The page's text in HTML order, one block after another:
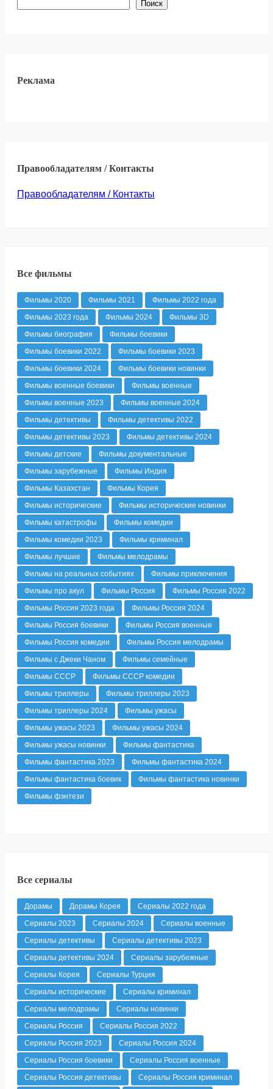
Поиск
Реклама
Правообладателям / Контакты
Правообладателям / Контакты
Все фильмы
Фильмы 2020 Фильмы 2021
Фильмы 2022 года
Фильмы 2023 года
Фильмы 2024
Фильмы 3D
Фильмы биография
Фильмы боевики
Фильмы боевики 2022
Фильмы боевики 2023
Фильмы боевики 2024
Фильмы боевики новинки
Фильмы военные боевики
Фильмы военные
Фильмы военные 2023
Фильмы военные 2024
Фильмы детективы
Фильмы детективы 2022
Фильмы детективы 2023
Фильмы детективы 2024
Фильмы детские
Фильмы документальные
Фильмы зарубежные
Фильмы Индия
Фильмы Казахстан
Фильмы Корея
Фильмы исторические
Фильмы исторические новинки
Фильмы катастрофы
Фильмы комедии
Фильмы комедии 2023
Фильмы криминал
Фильмы лучшие
Фильмы мелодрамы
Фильмы на реальных событиях
Фильмы приключения
Фильмы про акул
Фильмы Россия
Фильмы Россия 2022
Фильмы Россия 2023 года
Фильмы Россия 2024
Фильмы Россия боевики
Фильмы Россия военные
Фильмы Россия комедии
Фильмы Россия мелодрамы
Фильмы с Джеки Чаном
Фильмы семейные
Фильмы СССР
Фильмы СССР комедии
Фильмы триллеры
Фильмы триллеры 2023
Фильмы триллеры 2024
Фильмы ужасы
Фильмы ужасы 2023
Фильмы ужасы 2024
Фильмы ужасы новинки
Фильмы фантастика
Фильмы фантастика 2023
Фильмы фантастика 2024
Фильмы фантастика боевик
Фильмы фантастика новинки
Фильмы фэнтези
Все сериалы
Дорамы Дорамы Корея
Сериалы 2022 года
Сериалы 2023
Сериалы 2024
Сериалы военные
Сериалы детективы
Сериалы детективы 2023
Сериалы детективы 2024
Сериалы зарубежные
Сериалы Корея
Сериалы Турция
Сериалы исторические
Сериалы криминал
Сериалы мелодрамы
Сериалы новинки
Сериалы Россия
Сериалы Россия 2022
Сериалы Россия 2023
Сериалы Россия 2024
Сериалы Россия боевики
Сериалы Россия военные
Сериалы Россия детективы
Сериалы Россия криминал